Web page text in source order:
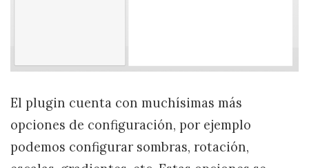
El plugin cuenta con muchísimas más
opciones de configuración, por ejemplo
podemos configurar sombras, rotación,